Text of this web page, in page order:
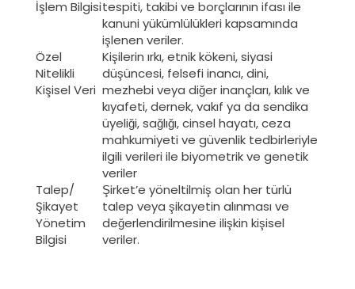
İşlem Bilgisitespiti, takibi ve borçlarının ifası ile
kanuni yükümlülükleri kapsamında
işlenen veriler.
Özel
Nitelikli
Kişisel Veri
Kişilerin ırkı, etnik kökeni, siyasi
düşüncesi, felsefi inancı, dini,
mezhebi veya diğer inançları, kılık ve
kıyafeti, dernek, vakıf ya da sendika
üyeliği, sağlığı, cinsel hayatı, ceza
mahkumiyeti ve güvenlik tedbirleriyle
ilgili verileri ile biyometrik ve genetik
veriler
Talep/
Şikayet
Yönetim
Bilgisi
Şirket’e yöneltilmiş olan her türlü
talep veya şikayetin alınması ve
değerlendirilmesine ilişkin kişisel
veriler.